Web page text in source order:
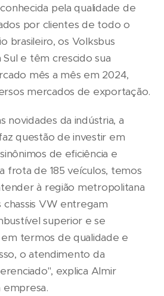
pela qualidade de
por clientes de todo o
brasileiro, os Volksbus
e têm crescido sua
mês a mês em 2024,
mercados de exportação.
novidades da indústria, a
questão de investir em
de eficiência e
frota de 185 veículos, temos
à região metropolitana
VW entregam
superior e se
termos de qualidade e
o atendimento da
explica Almir